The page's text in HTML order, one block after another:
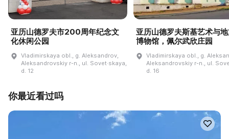
亚历山德罗夫市200周年纪念文
化休闲公园
Vladimirskaya obl., g. Aleksandrov,
Aleksandrovskiy r-n., ul. Sovet·skaya,
d. 12
亚历山德罗夫斯基艺术与
博物馆，佩尔武欣庄园
Vladimirskaya obl., g.
Aleksandrovskiy r-n., ul.
d. 16
你最近看过吗